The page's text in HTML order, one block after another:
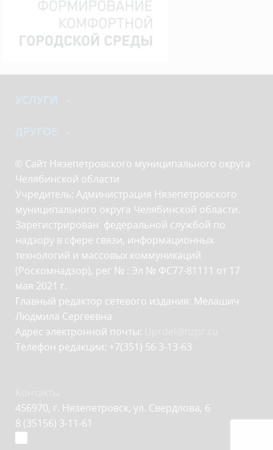
УСЛУГИ
ДРУГОЕ
© Сайт Нязепетровского муниципального округа
Челябинской области
Учредитель: Администрация Нязепетровского
муниципального округа Челябинской области.
Зарегистрирован федеральной службой по
надзору в сфере связи, информационных
технологий и массовых коммуникаций
(Роскомнадзор), рег № : Эл № ФС77-81111 от 17
мая 2021 г.
Главный редактор сетевого издания: Мелашич
Людмила Сергеевна
Адрес электронной почты:
Телефон редакции: +7(351) 56 3-13-63
456970, г. Нязепетровск, ул. Свердлова, 6
8 (35156) 3-11-61